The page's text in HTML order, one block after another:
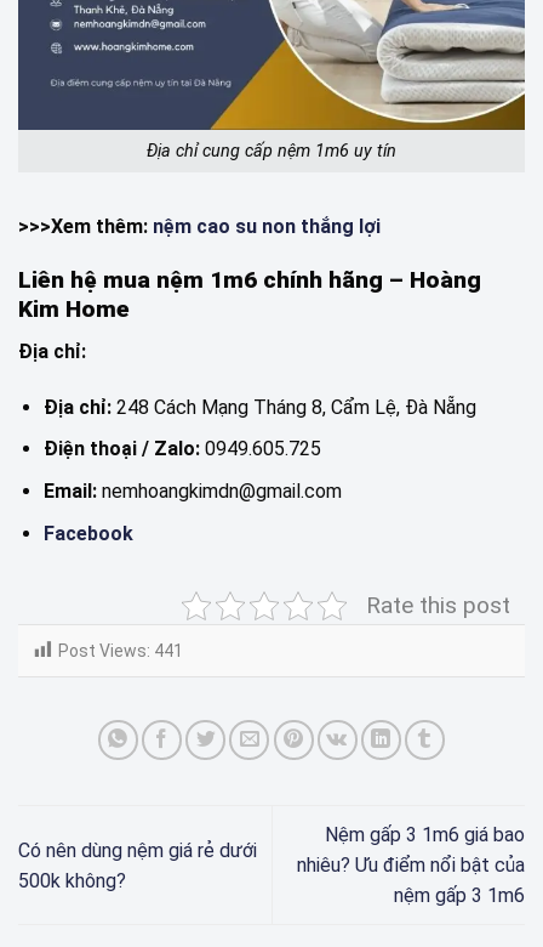
Địa chỉ cung cấp nệm 1m6 uy tín
>>>Xem thêm: nệm cao su non thắng lợi
Liên hệ mua nệm 1m6 chính hãng – Hoàng
Kim Home
Địa chỉ:
Địa chỉ:248 Cách Mạng Tháng 8, Cẩm Lệ, Đà Nẵng
Điện thoại / Zalo: 0949.605.725
Email: nemhoangkimdn@gmail.com
Facebook
Rate this post
Post Views: 441
Có nên dùng nệm giá rẻ dưới
500k không?
Nệm gấp 3 1m6 giá bao
nhiêu? Ưu điểm nổi bật của
nệm gấp 3 1m6